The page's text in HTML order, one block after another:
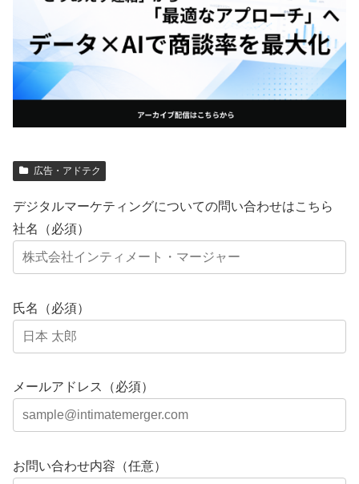
広告・アドテク
デジタルマーケティングについての問い合わせはこちら
社名（必須）
氏名（必須）
メールアドレス（必須）
お問い合わせ内容（任意）